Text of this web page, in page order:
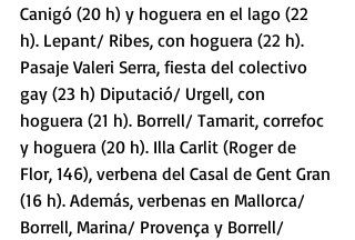
Canigó (20 h) y hoguera en el lago (22
h). Lepant/ Ribes, con hoguera (22 h).
Pasaje Valeri Serra, fiesta del colectivo
gay (23 h) Diputació/ Urgell, con
hoguera (21 h). Borrell/ Tamarit, correfoc
y hoguera (20 h). Illa Carlit (Roger de
Flor, 146), verbena del Casal de Gent Gran
(16 h). Además, verbenas en Mallorca/
Borrell, Marina/ Provença y Borrell/